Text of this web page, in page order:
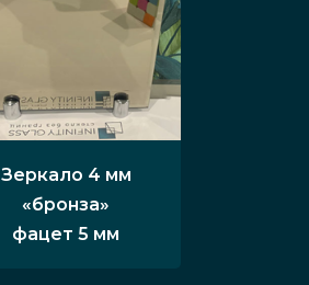
Зеркало 4 мм
«бронза»
фацет 5 мм